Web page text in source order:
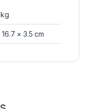
× 3.5 cm